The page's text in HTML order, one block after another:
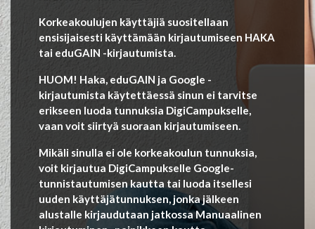
Korkeakoulujen käyttäjiä suositellaan
ensisijaisesti käyttämään kirjautumiseen HAKA
tai eduGAIN -kirjautumista.
HUOM! Haka, eduGAIN ja Google -
kirjautumista käytettäessä sinun ei tarvitse
erikseen luoda tunnuksia DigiCampukselle,
vaan voit siirtyä suoraan kirjautumiseen.
Mikäli sinulla ei ole korkeakoulun tunnuksia,
voit kirjautua DigiCampukselle Google-
tunnistautumisen kautta tai luoda itsellesi
uuden käyttäjätunnuksen, jonka jälkeen
alustalle kirjaudutaan jatkossa Manuaalinen